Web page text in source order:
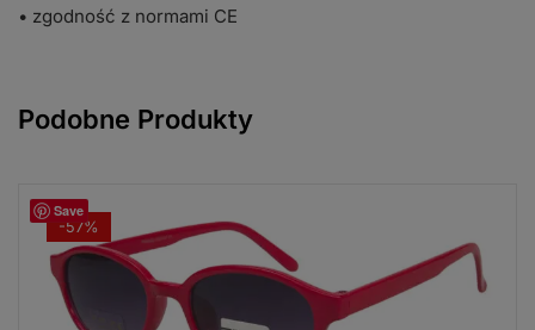
• zgodność z normami CE
Podobne Produkty
Save
-57%